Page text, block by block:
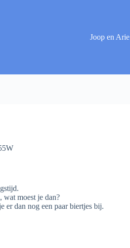
Joop en Arie
wat moest je dan?
er dan nog een paar biertjes bij.